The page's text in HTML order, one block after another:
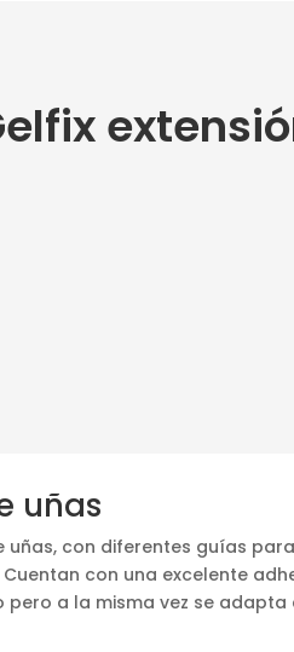
uñas
con diferentes guías
con una excelente
a la misma vez se adapta